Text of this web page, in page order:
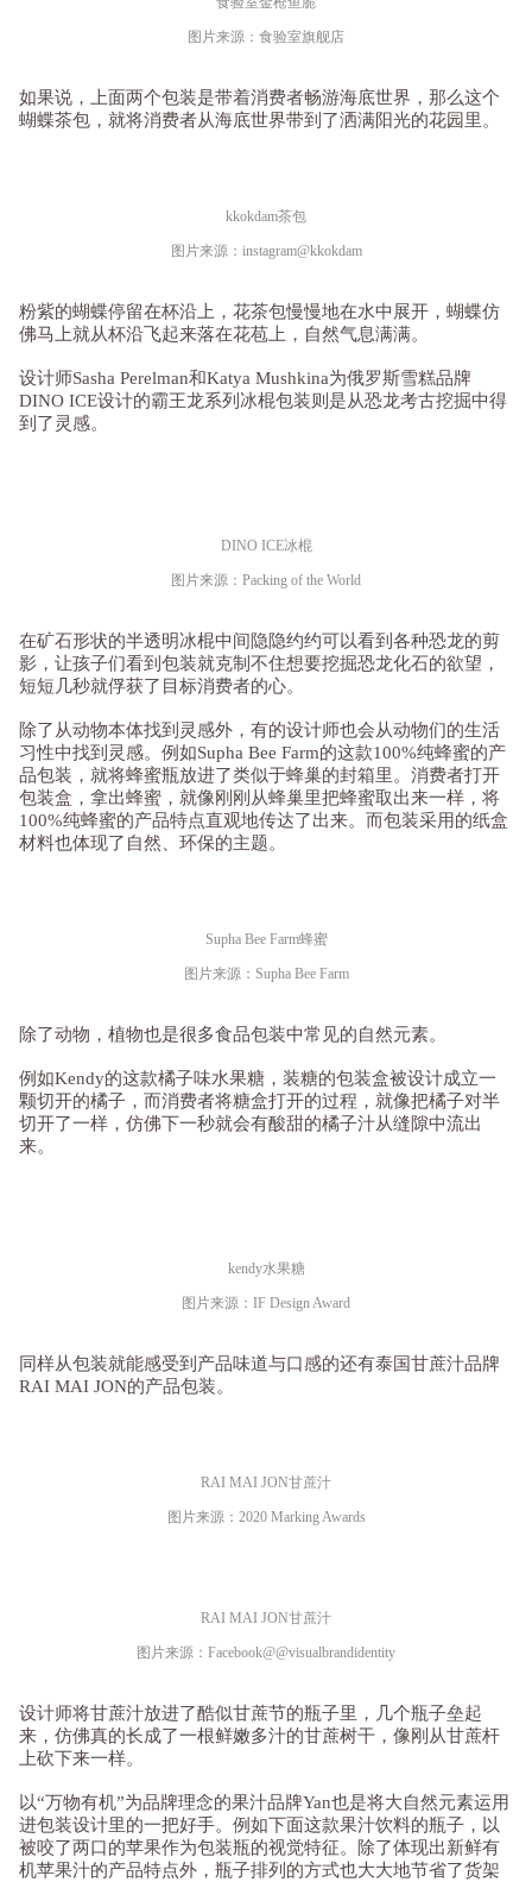
图片来源：食验室旗舰店
如果说，上面两个包装是带着消费者畅游海底世界，那么这个
蝴蝶茶包，就将消费者从海底世界带到了洒满阳光的花园里。
kkokdam茶包
图片来源：instagram@kkokdam
粉紫的蝴蝶停留在杯沿上，花茶包慢慢地在水中展开，蝴蝶仿
佛马上就从杯沿飞起来落在花苞上，自然气息满满。
设计师Sasha Perelman和Katya Mushkina为俄罗斯雪糕品牌
DINO ICE设计的霸王龙系列冰棍包装则是从恐龙考古挖掘中得
到了灵感。
DINO ICE冰棍
图片来源： Packing of the World
在矿石形状的半透明冰棍中间隐隐约约可以看到各种恐龙的剪
影，让孩子们看到包装就克制不住想要挖掘恐龙化石的欲望，
短短几秒就俘获了目标消费者的心。
除了从动物本体找到灵感外，有的设计师也会从动物们的生活
习性中找到灵感。例如Supha Bee Farm的这款100%纯蜂蜜的产
品包装，就将蜂蜜瓶放进了类似于蜂巢的封箱里。消费者打开
包装盒，拿出蜂蜜，就像刚刚从蜂巢里把蜂蜜取出来一样，将
100%纯蜂蜜的产品特点直观地传达了出来。而包装采用的纸盒
材料也体现了自然、环保的主题。
Supha Bee Farm蜂蜜
图片来源：Supha Bee Farm
除了动物，植物也是很多食品包装中常见的自然元素。
例如Kendy的这款橘子味水果糖，装糖的包装盒被设计成立一
颗切开的橘子，而消费者将糖盒打开的过程，就像把橘子对半
切开了一样，仿佛下一秒就会有酸甜的橘子汁从缝隙中流出
来。
kendy水果糖
图片来源：IF Design Award
同样从包装就能感受到产品味道与口感的还有泰国甘蔗汁品牌
RAI MAI JON的产品包装。
RAI MAI JON甘蔗汁
图片来源：2020 Marking Awards
RAI MAI JON甘蔗汁
图片来源：Facebook@@visualbrandidentity
设计师将甘蔗汁放进了酷似甘蔗节的瓶子里，几个瓶子垒起
来，仿佛真的长成了一根鲜嫩多汁的甘蔗树干，像刚从甘蔗杆
上砍下来一样。
以“万物有机”为品牌理念的果汁品牌Yan也是将大自然元素运用
进包装设计里的一把好手。例如下面这款果汁饮料的瓶子，以
被咬了两口的苹果作为包装瓶的视觉特征。除了体现出新鲜有
机苹果汁的产品特点外，瓶子排列的方式也大大地节省了货架